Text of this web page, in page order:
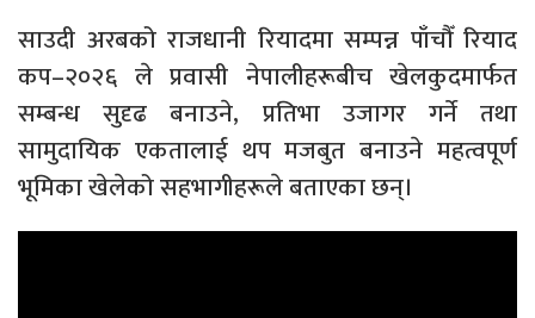
साउदी अरबको राजधानी रियादमा सम्पन्न पाँचौँ रियाद
कप–२०२६ ले प्रवासी नेपालीहरूबीच खेलकुदमार्फत
सम्बन्ध सुदृढ बनाउने, प्रतिभा उजागर गर्ने तथा
सामुदायिक एकतालाई थप मजबुत बनाउने महत्वपूर्ण
भूमिका खेलेको सहभागीहरूले बताएका छन्।